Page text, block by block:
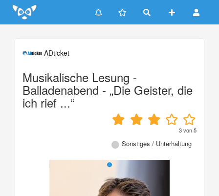
Update cookies preferences
ADticket
Musikalische Lesung -
Balladenabend - „Die Geister, die
ich rief ...“
3von5
Sonstiges / Unterhaltung